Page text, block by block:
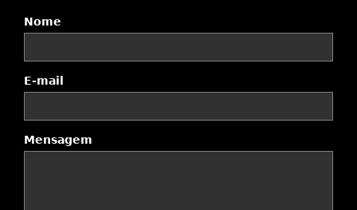
Nome
E-mail
Mensagem